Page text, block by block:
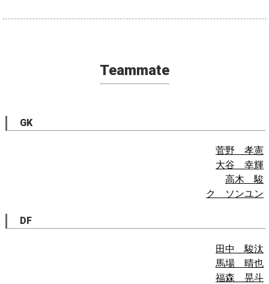
Teammate
GK
菅野 孝憲
大谷 幸輝
高木 駿
ク ソンユン
DF
田中 駿汰
馬場 晴也
福森 晃斗